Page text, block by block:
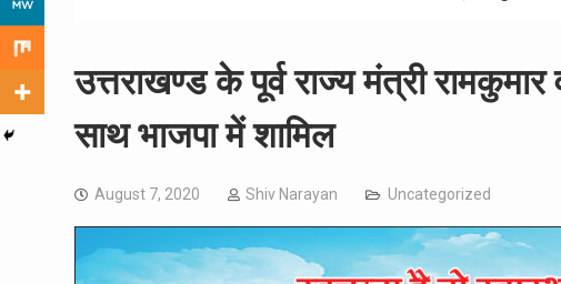
उत्तराखण्ड के पूर्व राज्य मंत्री
साथ भाजपा में शामिल
August 7, 2020 Shiv Narayan Uncategorized